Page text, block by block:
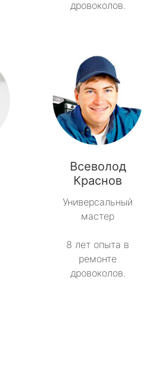
дровоколов.
Всеволод
Краснов
Универсальный
мастер
8 лет опыта в
ремонте
дровоколов.